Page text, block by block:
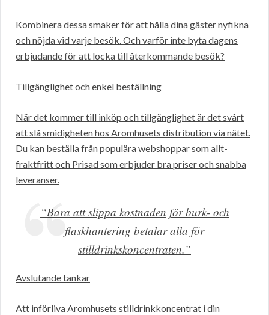
Kombinera dessa smaker för att hålla dina gäster nyfikna
och nöjda vid varje besök. Och varför inte byta dagens
erbjudande för att locka till återkommande besök?
Tillgänglighet och enkel beställning
När det kommer till inköp och tillgänglighet är det svårt
att slå smidigheten hos Aromhusets distribution via nätet.
Du kan beställa från populära webshoppar som allt-
fraktfritt och Prisad som erbjuder bra priser och snabba
leveranser.
“Bara att slippa kostnaden för burk- och
flaskhantering betalar alla för
stilldrinkskoncentraten.”
Avslutande tankar
Att införliva Aromhusets stilldrinkkoncentrat i din